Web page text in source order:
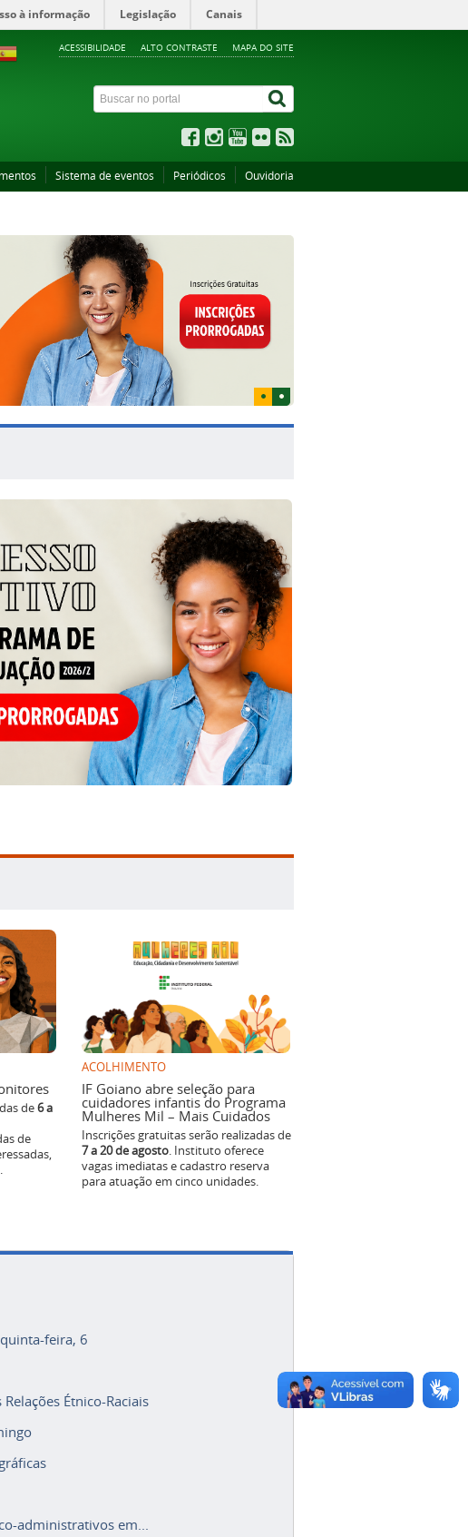
à informação Legislação Canais
ACESSIBILIDADE ALTO CONTRASTE MAPA DO SITE
Sistema de eventos Periódicos Ouvidoria
de6 a
de
ACOLHIMENTO
IF Goiano abre seleção para
cuidadores infantis do Programa
Mulheres Mil – Mais Cuidados
Inscrições gratuitas serão realizadas de
7 a 20 de agosto. Instituto oferece
vagas imediatas e cadastro reserva
para atuação em cinco unidades.
feira, 6
Étnico-Raciais
administrativos em...